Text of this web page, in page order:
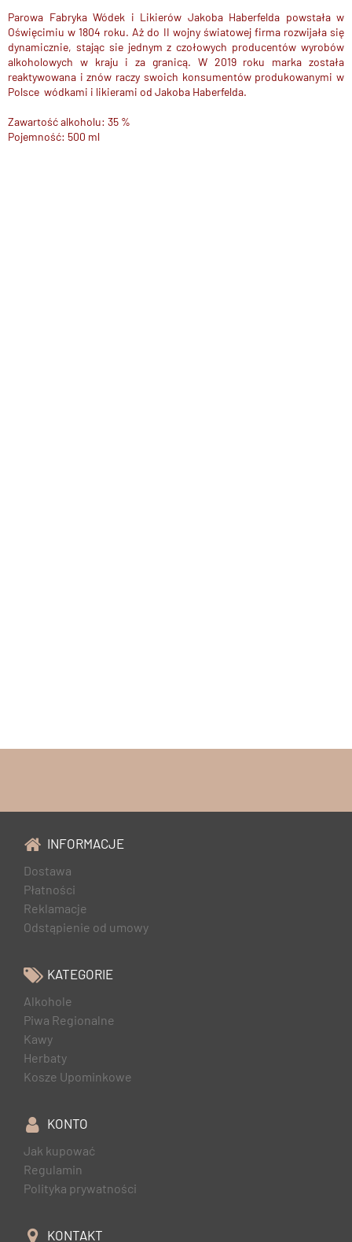
Parowa Fabryka Wódek i Likierów Jakoba Haberfelda powstała w
Oświęcimiu w 1804 roku. Aż do II wojny światowej firma rozwijała się
dynamicznie, stając sie jednym z czołowych producentów wyrobów
alkoholowych w kraju i za granicą. W 2019 roku marka została
reaktywowana i znów raczy swoich konsumentów produkowanymi w
Polsce wódkami i likierami od Jakoba Haberfelda.
Zawartość alkoholu: 35 %
Pojemność: 500 ml
INFORMACJE
Dostawa
Płatności
Reklamacje
Odstąpienie od umowy
KATEGORIE
Alkohole
Piwa Regionalne
Kawy
Herbaty
Kosze Upominkowe
KONTO
Jak kupować
Regulamin
Polityka prywatności
KONTAKT